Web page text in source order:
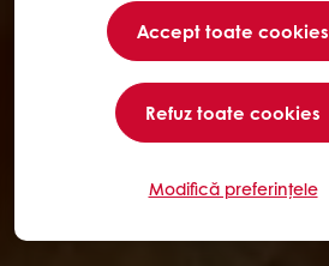
Accept toate cookies
Refuz toate cookies
Modifică preferințele